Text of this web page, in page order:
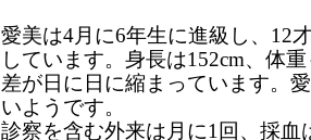
愛美は4月に6年生に進級し、12
しています。身長は152cm、体
差が日に日に縮まっています。
いようです。
診察を含む外来は月に1回、採